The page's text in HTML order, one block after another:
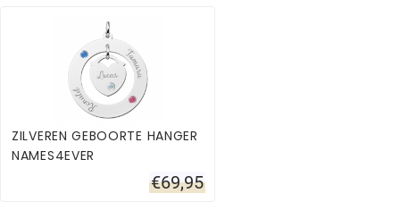
ZILVEREN GEBOORTE HANGER
NAMES4EVER
€69,95